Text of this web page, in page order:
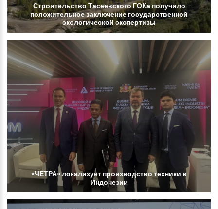
СтроительствоТасеевскогоГОКаполучило
положительноезаключениегосударственной
экологической экспертизы
«ЧЕТРА»локализует производствотехники в
Индонезии